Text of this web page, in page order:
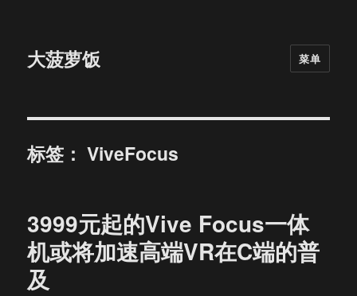
大菠萝饭 菜单
标签：ViveFocus
3999元起的Vive Focus一体
机或将加速高端VR在C端的普
及